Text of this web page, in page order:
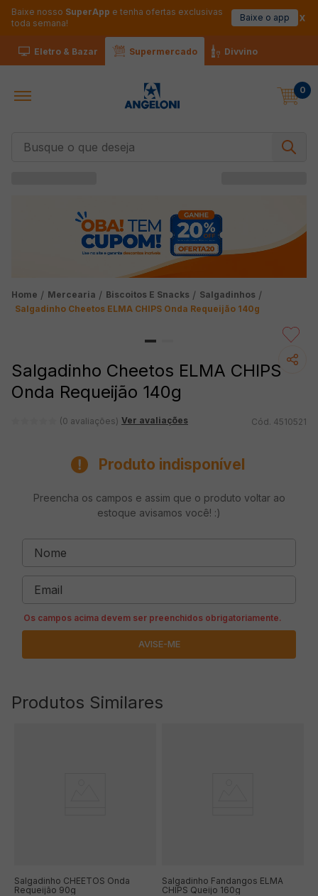
Baixe nosso SuperApp e tenha ofertas exclusivas
toda semana!
Baixe o app
Eletro & Bazar Supermercado Divvino
0
Mercearia Biscoitos E Snacks
Salgadinhos
Salgadinho Cheetos ELMA CHIPS Onda Requeijão 140g
Salgadinho Cheetos ELMA CHIPS
Onda Requeijão 140g
(0 avaliações) Ver avaliações 4510521
Produto indisponível
Preencha os campos e assim que o produto voltar ao
estoque avisamos você! :)
Produtos Similares
Salgadinho CHEETOS Onda
Requeijão 90g
Salgadinho Fandangos ELMA
CHIPS Queijo 160g